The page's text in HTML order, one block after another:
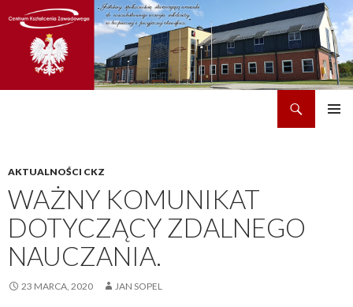
AKTUALNOŚCI CKZ
WAŻNY KOMUNIKAT
DOTYCZĄCY ZDALNEGO
NAUCZANIA.
23 MARCA, 2020 JAN SOPEL